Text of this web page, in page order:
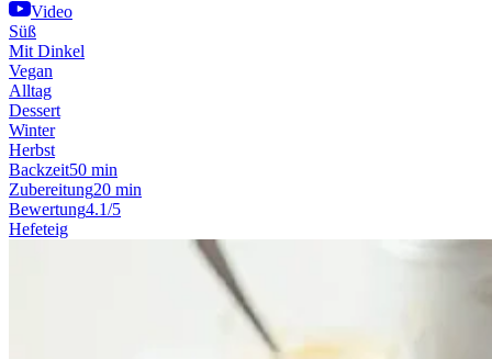
Video
Süß
Mit Dinkel
Vegan
Alltag
Dessert
Winter
Herbst
Backzeit50 min
Zubereitung20 min
Bewertung4.1/5
Hefeteig